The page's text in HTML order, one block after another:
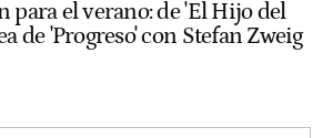
para el verano: de 'El Hijo del
de 'Progreso' con Stefan Zweig